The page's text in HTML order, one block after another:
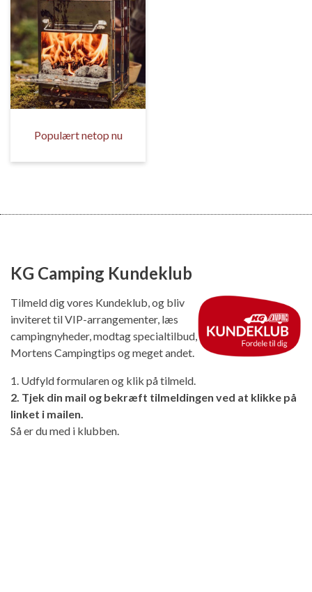
Populært netop nu
KG Camping Kundeklub
Tilmeld dig vores Kundeklub, og bliv
inviteret til VIP-arrangementer, læs
campingnyheder, modtag specialtilbud,
Mortens Campingtips og meget andet.
1. Udfyld formularen og klik på tilmeld.
2. Tjek din mail og bekræft tilmeldingen ved at klikke på
linket i mailen.
Så er du med i klubben.